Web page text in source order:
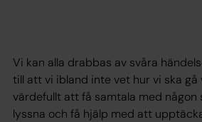
Vi kan alla drabbas av svåra
till att vi ibland inte vet hur vi ska gå
värdefullt att få samtala med
lyssna och få hjälp med att